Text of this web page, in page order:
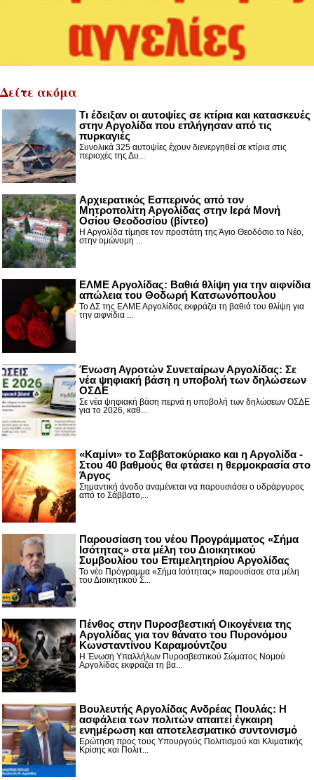
Δείτε ακόμα
Τι έδειξαν οι αυτοψίες σε κτίρια και κατασκευές
στην Αργολίδα που επλήγησαν από τις
πυρκαγιές
Συνολικά 325 αυτοψίες έχουν διενεργηθεί σε κτίρια στις
περιοχές της Δυ...
Αρχιερατικός Εσπερινός από τον
Μητροπολίτη Αργολίδας στην Ιερά Μονή
Οσίου Θεοδοσίου (βίντεο)
Η Αργολίδα τίμησε τον προστάτη της Άγιο Θεοδόσιο το Νέο,
στην ομώνυμη ...
ΕΛΜΕ Αργολίδας: Βαθιά θλίψη για την αιφνίδια
απώλεια του Θοδωρή Κατσωνόπουλου
Το ΔΣ της ΕΛΜΕ Αργολίδας εκφράζει τη βαθιά του θλίψη για
την αιφνίδια ...
Ένωση Αγροτών Συνεταίρων Αργολίδας: Σε
νέα ψηφιακή βάση η υποβολή των δηλώσεων
ΟΣΔΕ
Σε νέα ψηφιακή βάση περνά η υποβολή των δηλώσεων ΟΣΔΕ
για το 2026, καθ...
«Καμίνι» το Σαββατοκύριακο και η Αργολίδα -
Στου 40 βαθμούς θα φτάσει η θερμοκρασία στο
Άργος
Σημαντική άνοδο αναμένεται να παρουσιάσει ο υδράργυρος
από το Σάββατο,...
Παρουσίαση του νέου Προγράμματος «Σήμα
Ισότητας» στα μέλη του Διοικητικού
Συμβουλίου του Επιμελητηρίου Αργολίδας
Το νέο Πρόγραμμα «Σήμα Ισότητας» παρουσίασε στα μέλη
του Διοικητικού Σ...
Πένθος στην Πυροσβεστική Οικογένεια της
Αργολίδας για τον θάνατο του Πυρονόμου
Κωνσταντίνου Καραμούντζου
Η Ένωση Υπαλλήλων Πυροσβεστικού Σώματος Νομού
Αργολίδας εκφράζει τη βα...
Βουλευτής Αργολίδας Ανδρέας Πουλάς: Η
ασφάλεια των πολιτών απαιτεί έγκαιρη
ενημέρωση και αποτελεσματικό συντονισμό
Ερώτηση προς τους Υπουργούς Πολιτισμού και Κλιματικής
Κρίσης και Πολιτ...